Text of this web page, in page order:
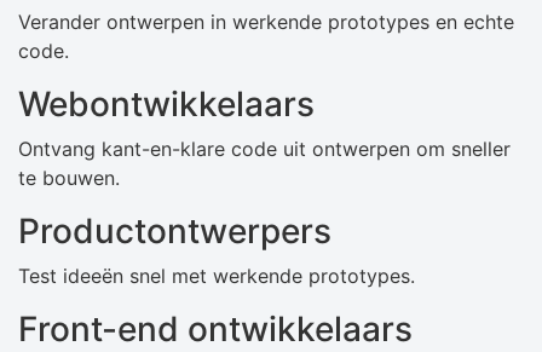
Verander ontwerpen in werkende prototypes en echte
code.
Webontwikkelaars
Ontvang kant-en-klare code uit ontwerpen om sneller
te bouwen.
Productontwerpers
Test ideeën snel met werkende prototypes.
Front-end ontwikkelaars